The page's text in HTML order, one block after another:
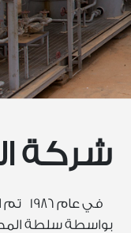
شركة
في
بواسطة سلطة